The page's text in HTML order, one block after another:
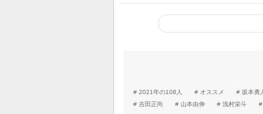
2021年の108人 オススメ 坂本勇
吉田正尚
山本由伸 浅村栄斗